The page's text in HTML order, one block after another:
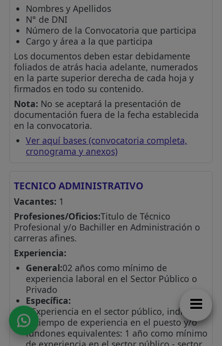
Nombres y Apellidos
N° de DNI
Número de la Convocatoria que participa
Cargo y área a la que participa
Los documentos deben estar debidamente
foliados de atrás hacia adelante, numerados
en la parte superior derecha de cada hoja y
firmados en todo su contenido.
Nota: No se aceptará la presentación de
documentación fuera de la fecha establecida
en la convocatoria.
Ver aquí bases (convocatoria completa,
cronograma y anexos)
TECNICO ADMINISTRATIVO
Vacantes: 1
Profesiones/Oficios:Titulo de Técnico
Profesional y/o Bachiller en Administración o
carreras afines.
Experiencia:
General:02 años como mínimo de
experiencia laboral en el Sector Público o
Privado
Específica:
- Experiencia en el sector público, indique
el tiempo de experiencia en el puesto y/o
fundones equivalentes: 1 año como mínimo